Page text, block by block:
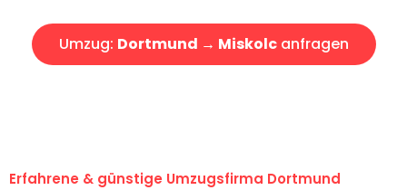
Umzug: Dortmund → Miskolcanfragen
Erfahrene & günstige Umzugsfirma Dortmund